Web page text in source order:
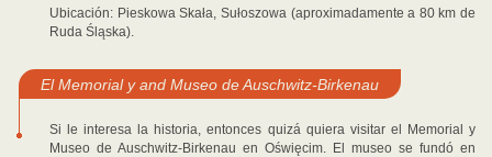
Ubicación: Pieskowa Skała, Sułoszowa (aproximadamente a 80 km de
Ruda Śląska).
El Memorial y and Museo de Auschwitz-Birkenau
Si le interesa la historia, entonces quizá quiera visitar el Memorial y
Museo de Auschwitz-Birkenau en Oświęcim. El museo se fundó en